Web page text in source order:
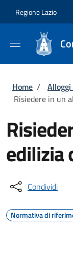
Regione Lazio
Briciole
Home / Alloggi
Risiedere in un
edilizia
Condividi
Normativa di